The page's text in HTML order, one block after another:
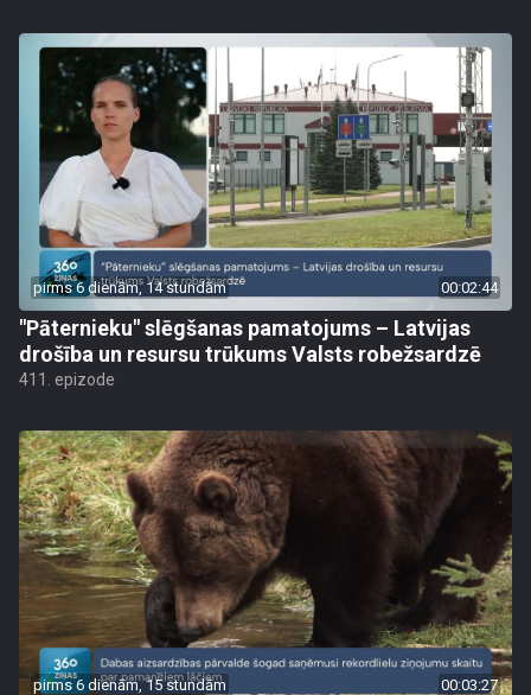
pirms 6 dienām, 14 stundām 00:02:44
"Pāternieku" slēgšanas pamatojums – Latvijas
drošība un resursu trūkums Valsts robežsardzē
411. epizode
pirms 6 dienām, 15 stundām 00:03:27